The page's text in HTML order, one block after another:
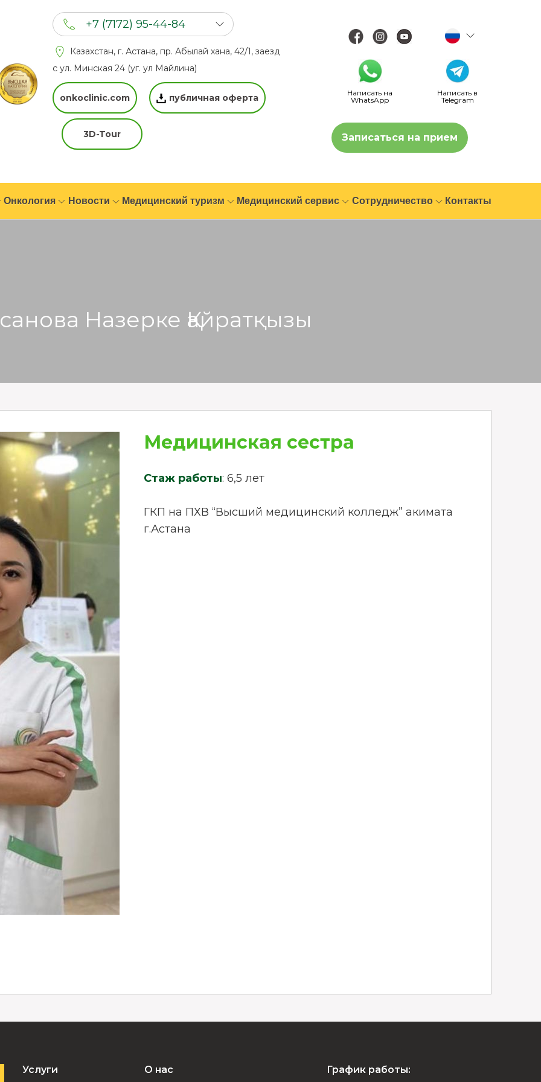
+7 (7172) 95-44-84
+7 (702) 201 94 44
+7 (777) 201 44 44
Казахстан, г. Астана, пр. Абылай хана, 42/1, заезд
с ул. Минская 24 (уг. ул Майлина)
onkoclinic.com публичная оферта
3D-Tour
Написать на
WhatsApp
Написать в
Telegram
Записаться на прием
Онкология Новости Медицинский туризм Медицинский сервис Сотрудничество Контакты
Назерке Қайратқызы
Медицинская сестра
Стаж работы: 6,5 лет
ГКП на ПХВ “Высший медицинский колледж” акимата
г.Астана
Услуги О нас График работы: